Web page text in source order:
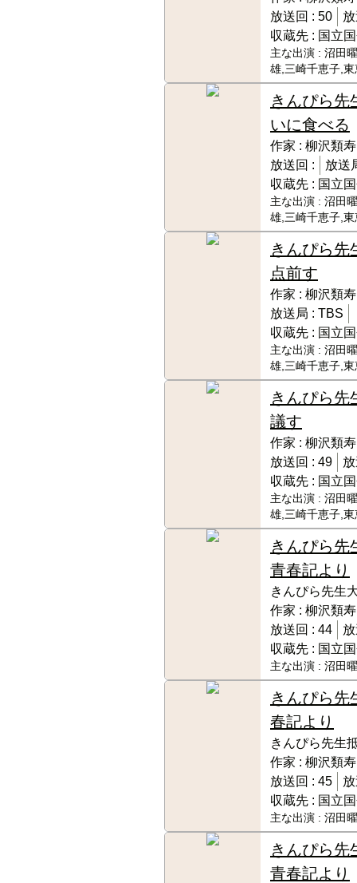
放送回 : 50
収蔵先 : 国立
主な出演 : 沼田
雄,三崎千恵子,東
きんぴら先
いに食べる
作家 : 柳沢類
放送回 :
放送
収蔵先 : 国立
主な出演 : 沼田
雄,三崎千恵子,東
きんぴら先
点前す
作家 : 柳沢類寿
放送局 : TBS
収蔵先 : 国立
主な出演 : 沼田
雄,三崎千恵子,東
きんぴら先
議す
作家 : 柳沢類
放送回 : 49
収蔵先 : 国立
主な出演 : 沼田
雄,三崎千恵子,東
きんぴら先
青春記より
きんぴら先生
作家 : 柳沢類
放送回 : 44
収蔵先 : 国立
主な出演 : 沼田
きんぴら先
春記より
きんぴら先生
作家 : 柳沢類
放送回 : 45
収蔵先 : 国立
主な出演 : 沼田
きんぴら先
青春記より